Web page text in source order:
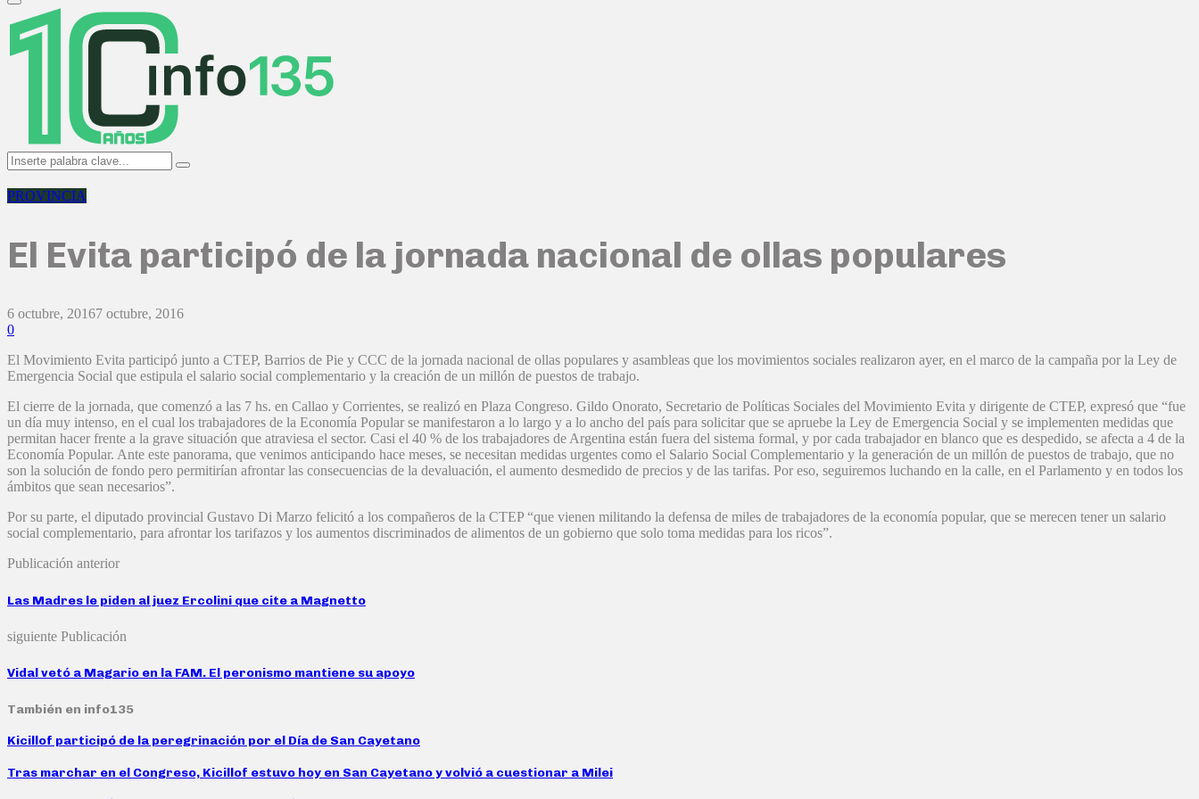
Primary
Menu
Search
for:
Search
PROVINCIA
El Evita participó de la jornada nacional de ollas populares
6 octubre, 20167 octubre, 2016
0
El Movimiento Evita participó junto a CTEP, Barrios de Pie y CCC de la jornada nacional de ollas populares y asambleas que los movimientos sociales realizaron ayer, en el marco de la campaña por la Ley de
Emergencia Social que estipula el salario social complementario y la creación de un millón de puestos de trabajo.
El cierre de la jornada, que comenzó a las 7 hs. en Callao y Corrientes, se realizó en Plaza Congreso. Gildo Onorato, Secretario de Políticas Sociales del Movimiento Evita y dirigente de CTEP, expresó que “fue
un día muy intenso, en el cual los trabajadores de la Economía Popular se manifestaron a lo largo y a lo ancho del país para solicitar que se apruebe la Ley de Emergencia Social y se implementen medidas que
permitan hacer frente a la grave situación que atraviesa el sector. Casi el 40 % de los trabajadores de Argentina están fuera del sistema formal, y por cada trabajador en blanco que es despedido, se afecta a 4 de la
Economía Popular. Ante este panorama, que venimos anticipando hace meses, se necesitan medidas urgentes como el Salario Social Complementario y la generación de un millón de puestos de trabajo, que no
son la solución de fondo pero permitirían afrontar las consecuencias de la devaluación, el aumento desmedido de precios y de las tarifas. Por eso, seguiremos luchando en la calle, en el Parlamento y en todos los
ámbitos que sean necesarios”.
Por su parte, el diputado provincial Gustavo Di Marzo felicitó a los compañeros de la CTEP “que vienen militando la defensa de miles de trabajadores de la economía popular, que se merecen tener un salario
social complementario, para afrontar los tarifazos y los aumentos discriminados de alimentos de un gobierno que solo toma medidas para los ricos”.
Publicación anterior
Las Madres le piden al juez Ercolini que cite a Magnetto
siguiente Publicación
Vidal vetó a Magario en la FAM. El peronismo mantiene su apoyo
También en info135
Kicillof participó de la peregrinación por el Día de San Cayetano
Tras marchar en el Congreso, Kicillof estuvo hoy en San Cayetano y volvió a cuestionar a Milei